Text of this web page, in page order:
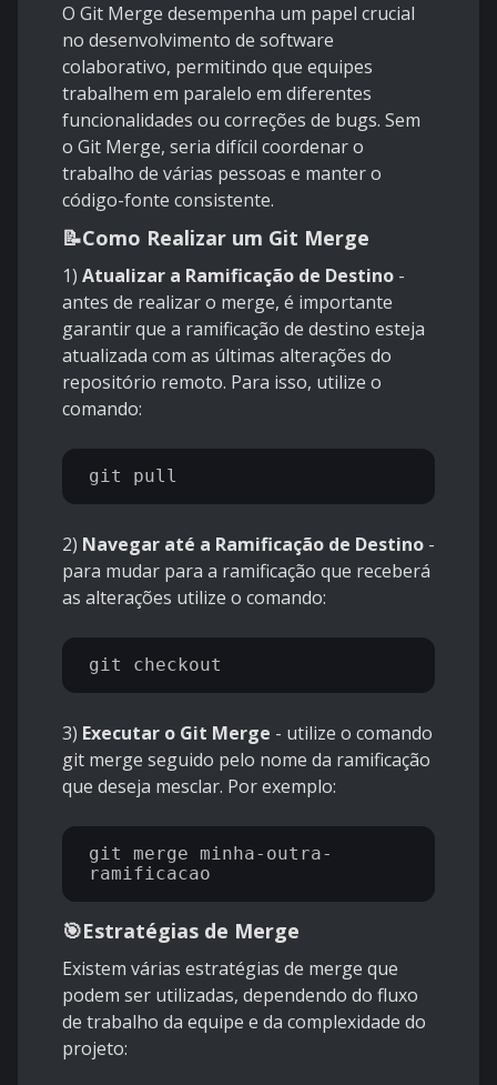
O Git Merge desempenha um papel crucial
no desenvolvimento de software
colaborativo, permitindo que equipes
trabalhem em paralelo em diferentes
funcionalidades ou correções de bugs. Sem
o Git Merge, seria difícil coordenar o
trabalho de várias pessoas e manter o
código-fonte consistente.
📝Como Realizar um Git Merge
1) Atualizar a Ramificação de Destino -
antes de realizar o merge, é importante
garantir que a ramificação de destino esteja
atualizada com as últimas alterações do
repositório remoto. Para isso, utilize o
comando:
2) Navegar até a Ramificação de Destino -
para mudar para a ramificação que receberá
as alterações utilize o comando:
3) Executar o Git Merge - utilize o comando
git merge seguido pelo nome da ramificação
que deseja mesclar. Por exemplo:
git merge minha-outra-
🎯Estratégias de Merge
Existem várias estratégias de merge que
podem ser utilizadas, dependendo do fluxo
de trabalho da equipe e da complexidade do
projeto: